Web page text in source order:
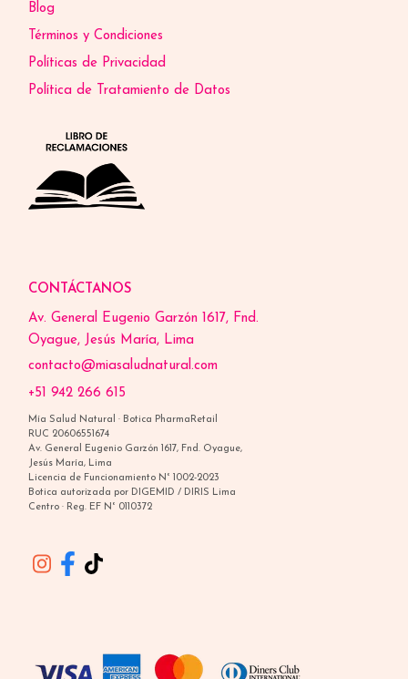
Blog
Términos y Condiciones
Políticas de Privacidad
Política de Tratamiento de Datos
CONTÁCTANOS
Av. General Eugenio Garzón 1617, Fnd.
Oyague, Jesús María, Lima
contacto@miasaludnatural.com
+51 942 266 615
Mía Salud Natural · Botica PharmaRetail
RUC 20606551674
Av. General Eugenio Garzón 1617, Fnd. Oyague,
Jesús María, Lima
Licencia de Funcionamiento N° 1002-2023
Botica autorizada por DIGEMID / DIRIS Lima
Centro · Reg. EF N° 0110372